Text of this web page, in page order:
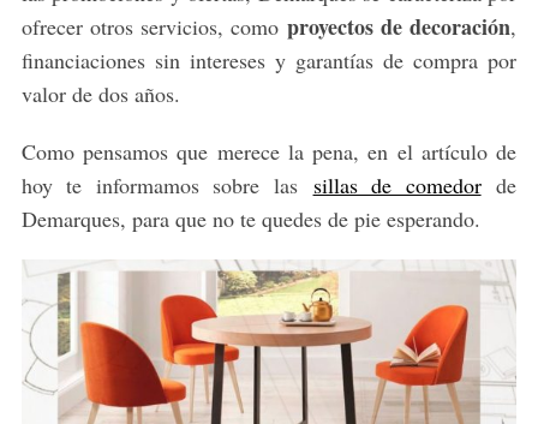
ofrecer otros servicios, comoproyectos de decoración,
financiaciones sin intereses y garantías de compra por
valor de dos años.
Como pensamos que merece la pena, en el artículo de
hoy te informamos sobre las sillas de comedorde
Demarques, para que no te quedes de pie esperando.